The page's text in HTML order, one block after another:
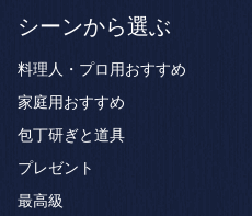
シーンから選ぶ
料理人・プロ用おすすめ
家庭用おすすめ
包丁研ぎと道具
プレゼント
最高級